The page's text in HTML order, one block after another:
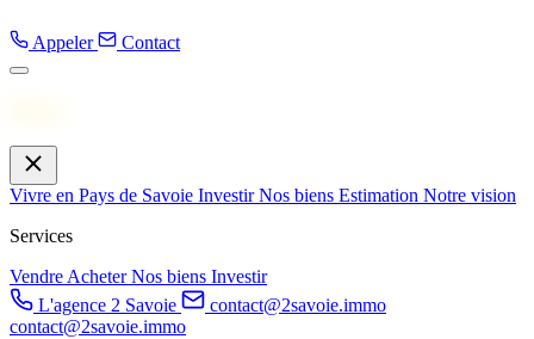
Appeler Contact
Vivre en Pays de Savoie InvestirNos biens Estimation Notre vision
Services
VendreAcheterNos biens Investir
L'agence 2 Savoie
contact@2savoie.immo
contact@2savoie.immo